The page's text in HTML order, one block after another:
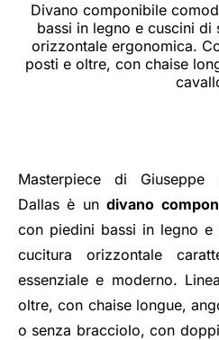
Divano componibile
bassi in legno e cuscini di
orizzontale ergonomica.
posti e oltre, con chaise
Masterpiece di Giuseppe
Dallas è undivano
con piedini bassi in legno e
cucitura orizzontale
essenziale e moderno.
oltre, con chaise longue,
o senza bracciolo, con